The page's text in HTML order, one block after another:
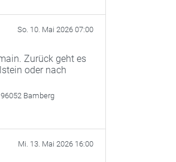
So. 10. Mai 2026 07:00
Zurück geht es
oder nach
Bamberg
Mi. 13. Mai 2026 16:00